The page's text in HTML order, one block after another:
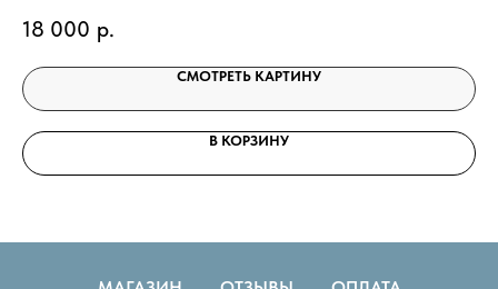
18 000 р.
СМОТРЕТЬ КАРТИНУ
В КОРЗИНУ